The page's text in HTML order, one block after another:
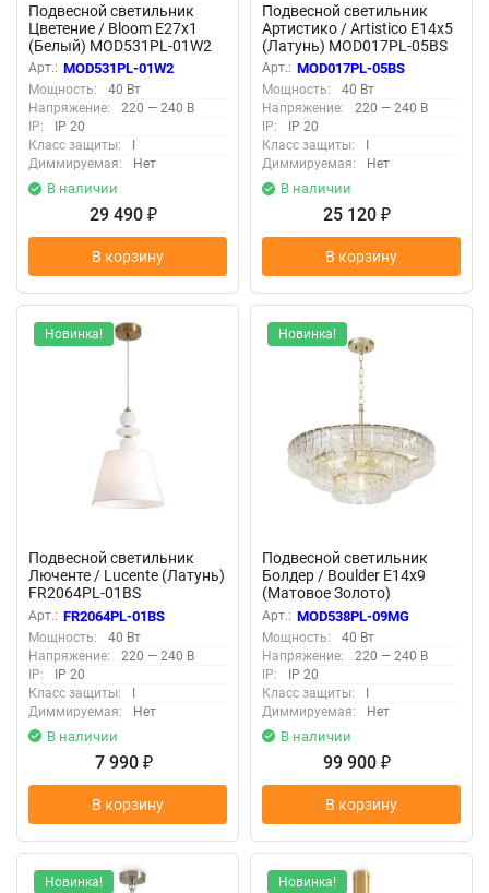
Подвесной светильник
Цветение / Bloom E27х1
(Белый) MOD531PL-01W2
Арт.: MOD531PL-01W2
Мощность:
40 Вт
Напряжение:
220 — 240 В
IP:
IP 20
Класс защиты:
Диммируемая:
Нет
В наличии
29 490 ₽
В корзину
Подвесной светильник
Артистико / Artistico E14х5
(Латунь) MOD017PL-05BS
Арт.: MOD017PL-05BS
Мощность:
40 Вт
Напряжение:
220 — 240 В
IP:
IP 20
Класс защиты:
Диммируемая:
Нет
В наличии
25 120 ₽
В корзину
Новинка!
Подвесной светильник
Люченте / Lucente (Латунь)
FR2064PL-01BS
Арт.: FR2064PL-01BS
Мощность:
40 Вт
Напряжение:
220 — 240 В
IP:
IP 20
Класс защиты:
I
Диммируемая:
Нет
В наличии
7 990 ₽
В корзину
Новинка!
Подвесной светильник
Болдер / Boulder E14х9
(Матовое Золото)
MOD538PL-09MG
Арт.: MOD538PL-09MG
Мощность:
40 Вт
Напряжение:
220 — 240 В
IP:
IP 20
Класс защиты:
I
Диммируемая:
Нет
В наличии
99 900 ₽
В корзину
Новинка! Новинка!